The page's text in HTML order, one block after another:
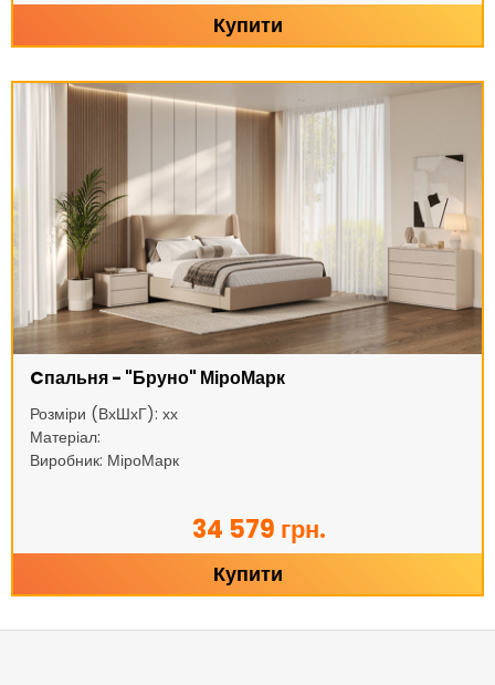
Купити
Cпальня - "Бруно" МіроМарк
Розміри (ВхШхГ): хх
Матеріал:
Виробник: МіроМарк
34 579 грн.
Купити